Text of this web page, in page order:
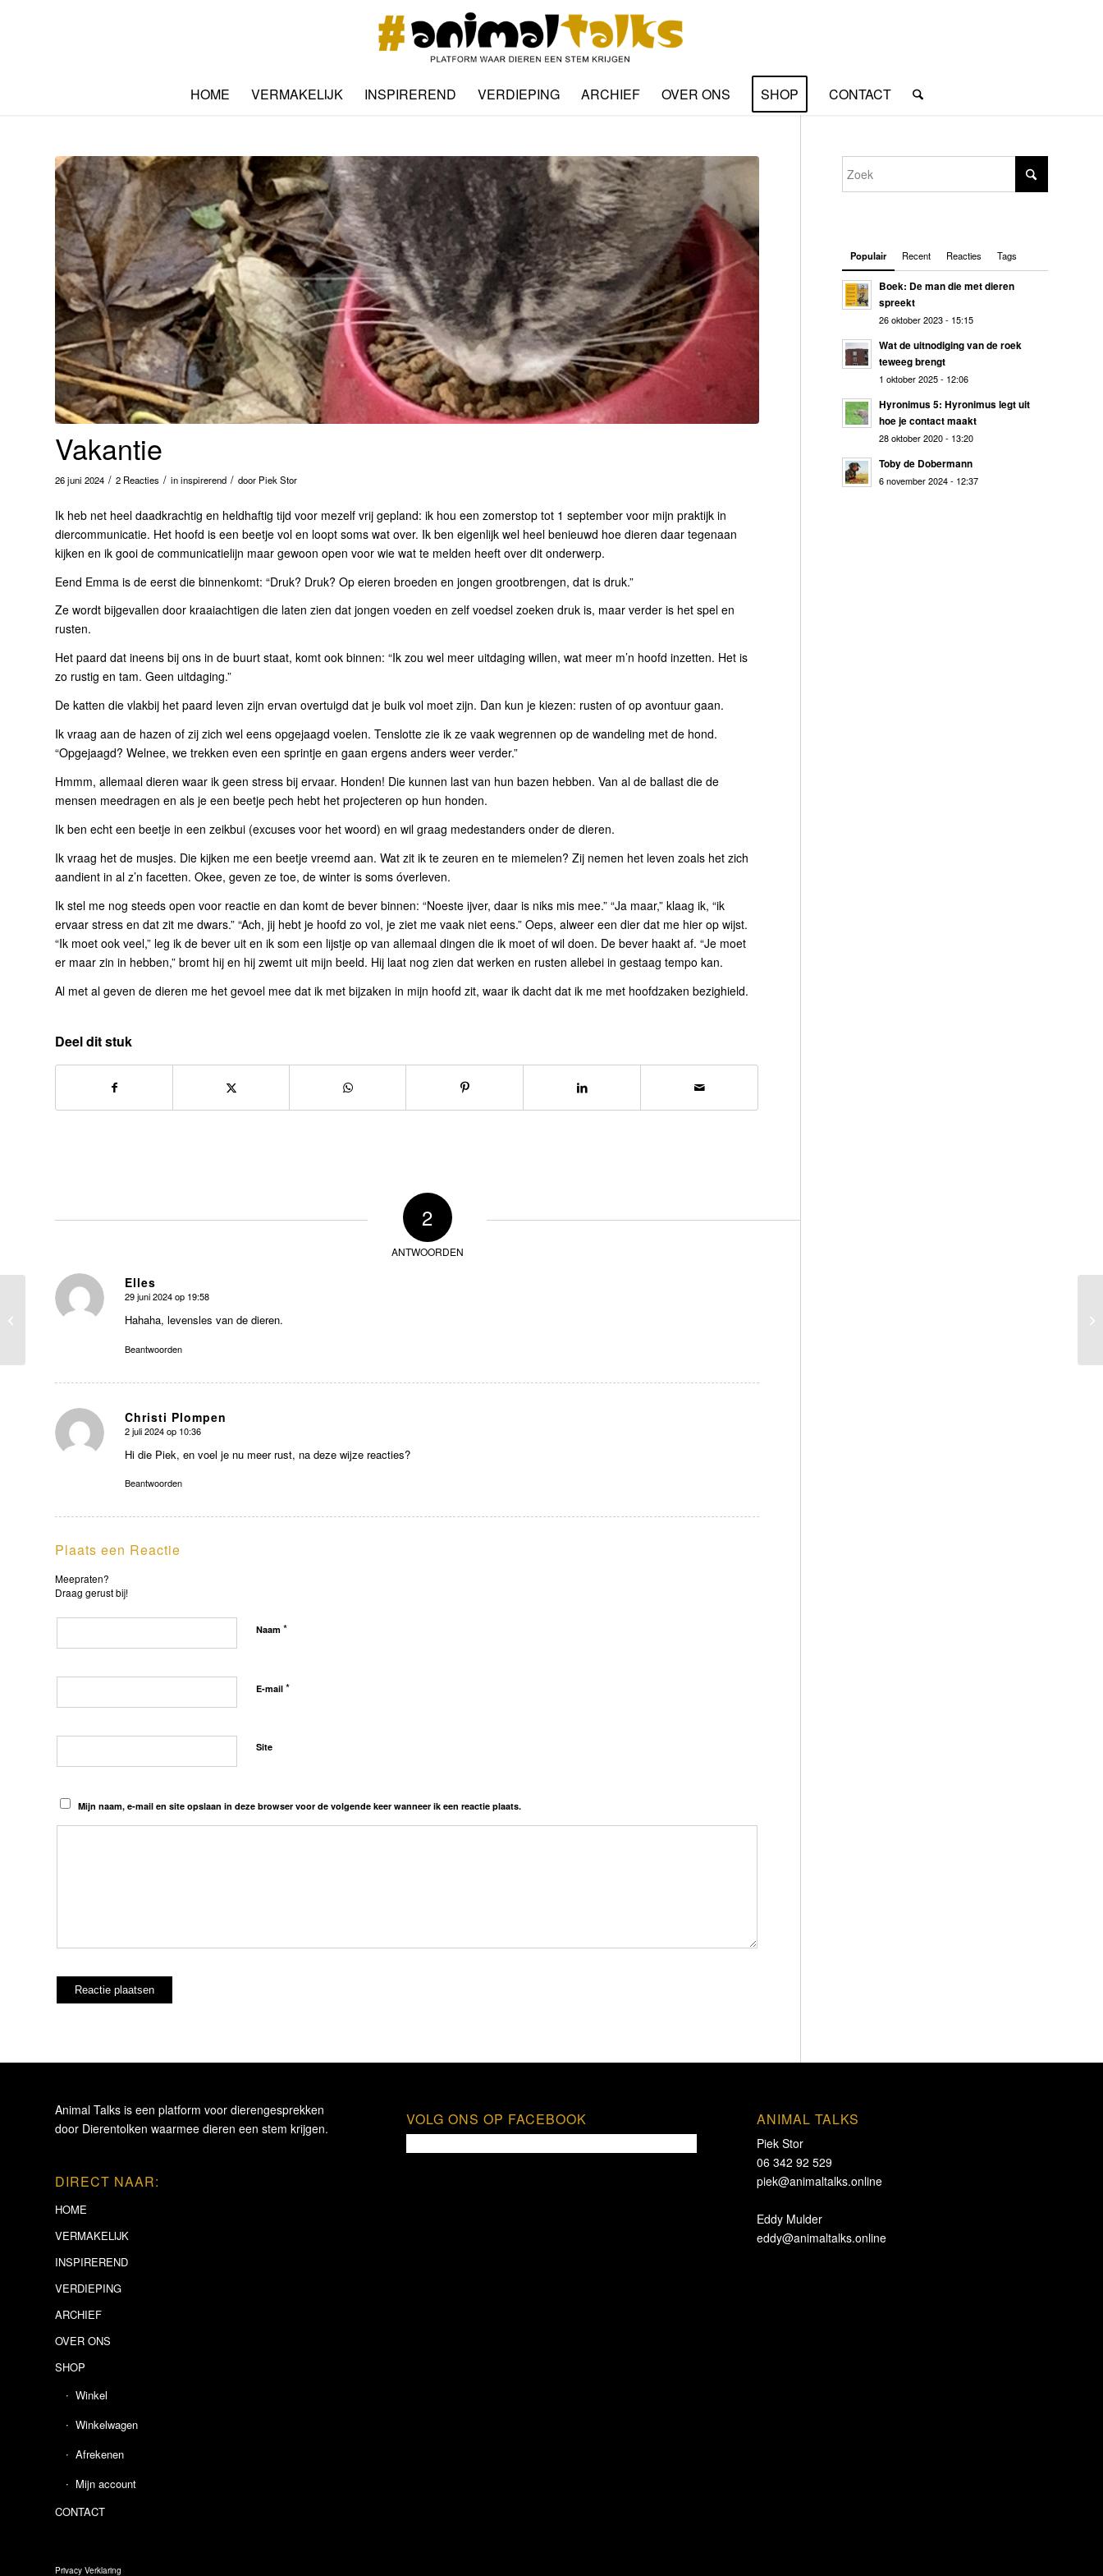
HOME VERMAKELIJK INSPIREREND VERDIEPING ARCHIEF OVER ONS SHOP CONTACT
Vakantie
26 juni 2024 / 2 Reacties / ininspirerend / door Piek Stor
Ik heb net heel daadkrachtig en heldhaftig tijd voor mezelf vrij gepland: ik hou een zomerstop tot 1 september voor mijn praktijk in
diercommunicatie. Het hoofd is een beetje vol en loopt soms wat over. Ik ben eigenlijk wel heel benieuwd hoe dieren daar tegenaan
kijken en ik gooi de communicatielijn maar gewoon open voor wie wat te melden heeft over dit onderwerp.
Eend Emma is de eerst die binnenkomt: “Druk? Druk? Op eieren broeden en jongen grootbrengen, dat is druk.”
Ze wordt bijgevallen door kraaiachtigen die laten zien dat jongen voeden en zelf voedsel zoeken druk is, maar verder is het spel en
rusten.
Het paard dat ineens bij ons in de buurt staat, komt ook binnen: “Ik zou wel meer uitdaging willen, wat meer m’n hoofd inzetten. Het is
zo rustig en tam. Geen uitdaging.”
De katten die vlakbij het paard leven zijn ervan overtuigd dat je buik vol moet zijn. Dan kun je kiezen: rusten of op avontuur gaan.
Ik vraag aan de hazen of zij zich wel eens opgejaagd voelen. Tenslotte zie ik ze vaak wegrennen op de wandeling met de hond.
“Opgejaagd? Welnee, we trekken even een sprintje en gaan ergens anders weer verder.”
Hmmm, allemaal dieren waar ik geen stress bij ervaar. Honden! Die kunnen last van hun bazen hebben. Van al de ballast die de
mensen meedragen en als je een beetje pech hebt het projecteren op hun honden.
Ik ben echt een beetje in een zeikbui (excuses voor het woord) en wil graag medestanders onder de dieren.
Ik vraag het de musjes. Die kijken me een beetje vreemd aan. Wat zit ik te zeuren en te miemelen? Zij nemen het leven zoals het zich
aandient in al z’n facetten. Okee, geven ze toe, de winter is soms óverleven.
Ik stel me nog steeds open voor reactie en dan komt de bever binnen: “Noeste ijver, daar is niks mis mee.” “Ja maar,” klaag ik, “ik
ervaar stress en dat zit me dwars.” “Ach, jij hebt je hoofd zo vol, je ziet me vaak niet eens.” Oeps, alweer een dier dat me hier op wijst.
“Ik moet ook veel,” leg ik de bever uit en ik som een lijstje op van allemaal dingen die ik moet of wil doen. De bever haakt af. “Je moet
er maar zin in hebben,” bromt hij en hij zwemt uit mijn beeld. Hij laat nog zien dat werken en rusten allebei in gestaag tempo kan.
Al met al geven de dieren me het gevoel mee dat ik met bijzaken in mijn hoofd zit, waar ik dacht dat ik me met hoofdzaken bezighield.
Deel dit stuk
2
ANTWOORDEN
Elles
zegt:
29 juni 2024 op 19:58
Hahaha, levensles van de dieren.
Beantwoorden
Christi Plompen
zegt:
2 juli 2024 op 10:36
Hi die Piek, en voel je nu meer rust, na deze wijze reacties?
Beantwoorden
Plaats een Reactie
Meepraten?
Draag gerust bij!
Naam *
E-mail *
Site
Mijn naam, e-mail en site opslaan in deze browser voor de volgende keer wanneer ik een reactie plaats.
Populair Recent Reacties Tags
Boek: De man die met dieren
spreekt
26 oktober 2023 - 15:15
Wat de uitnodiging van de roek
teweeg brengt
1 oktober 2025 - 12:06
Hyronimus 5: Hyronimus legt uit
hoe je contact maakt
28 oktober 2020 - 13:20
Toby de Dobermann
6 november 2024 - 12:37
Animal Talks is een platform voor dierengesprekken
door Dierentolken waarmee dieren een stem krijgen.
DIRECT NAAR:
HOME
VERMAKELIJK
INSPIREREND
VERDIEPING
ARCHIEF
OVER ONS
SHOP
Winkel
Winkelwagen
Afrekenen
Mijn account
CONTACT
Privacy Verklaring
VOLG ONS OP FACEBOOK ANIMAL TALKS
Piek Stor
06 342 92 529
piek@animaltalks.online
Eddy Mulder
eddy@animaltalks.online
Ontmoeting op de hei